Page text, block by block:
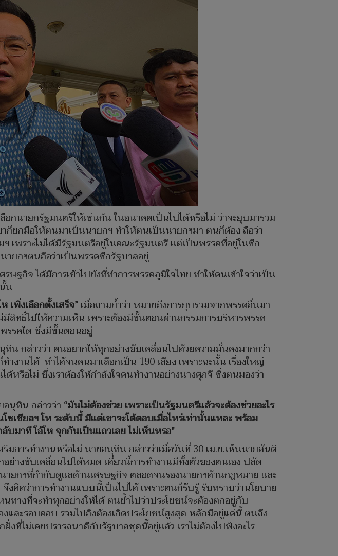
กนายกรัฐมนตรีให้เช่นกัน ในอนาคตเป็นไปได้หรือไม่ ว่าจะยุบมารวม
ยกมือให้ตนมาเป็นนายกฯ ทำให้ตนเป็นนายกฯมา ตนก็ต้อง ถือว่า
เพราะไม่ได้มีรัฐมนตรีอยู่ในคณะรัฐมนตรี แต่เป็นพรรคที่อยู่ในซีก
ายกฯตนถือว่าเป็นพรรคซีกรัฐบาลอยู่
ฐกิจ ได้มีการเข้าไปยังที่ทำการพรรคภูมิใจไทย ทำให้คนเข้าใจว่าเป็น
น
ห เพิ่งเลือกตั้งเสร็จ”เมื่อถามย้ำว่า หมายถึงการยุบรวมจากพรรคอื่นมา
สิทธิ์ไปให้ความเห็น เพราะต้องมีขั้นตอนผ่านกรรมการบริหารพรรค
รรคใด ซึ่งมีขั้นตอนอยู่
น กล่าวว่า ตนอยากให้ทุกอย่างขับเคลื่อนไปด้วยความมั่นคงมากกว่า
งานได้ ทำได้จนคนมาเลือกเป็น 190 เสียง เพราะฉะนั้น เรื่องใหญ่
หรือไม่ ซึ่งเราต้องให้กำลังใจคนทำงานอย่างนางศุภจี ซึ่งตนมองว่า
อนุทิน กล่าวว่า “มันไม่ต้องช่วย เพราะเป็นรัฐมนตรีแล้วจะต้องช่วยอะไร
ซเชียลฯ โห ระดับนี้ มีแต่เขาจะโต้ตอบเมื่อไหร่เท่านั้นแหละ พร้อม
ลับมาที โอ้โห จุกกันเป็นแถวเลย ไม่เห็นหรอ"
มการทำงานหรือไม่ นายอนุทิน กล่าวว่าเมื่อวันที่ 30 เม.ย.เห็นนายสันติ
ย่างขับเคลื่อนไปได้หมด เดี๋ยวนี้การทำงานมีทั้งตัวของตนเอง ปลัด
นายกฯที่กำกับดูแลด้านเศรษฐกิจ ตลอดจนรองนายกฯด้านกฎหมาย และ
คิดว่าการทำงานแบบนี้เป็นไปได้ เพราะตนก็รับรู้ รับทราบว่านโยบาย
างที่จะทำทุกอย่างให้ได้ ตนย้ำไปว่าประโยชน์จะต้องตกอยู่กับ
และรอบคอบ รวมไปถึงต้องเกิดประโยชน์สูงสุด หลักมีอยู่แค่นี้ ตนถึง
งที่ไม่เคยปรารถนาดีกับรัฐบาลชุดนี้อยู่แล้ว เราไม่ต้องไปฟังอะไร